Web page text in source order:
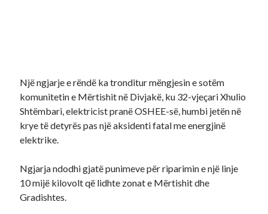
Një ngjarje e rëndë ka tronditur mëngjesin e sotëm
komunitetin e Mërtishit në Divjakë, ku 32-vjeçari Xhulio
Shtëmbari, elektricist pranë OSHEE-së, humbi jetën në
krye të detyrës pas një aksidenti fatal me energjinë
elektrike.
Ngjarja ndodhi gjatë punimeve për riparimin e një linje
10 mijë kilovolt që lidhte zonat e Mërtishit dhe
Gradishtes.